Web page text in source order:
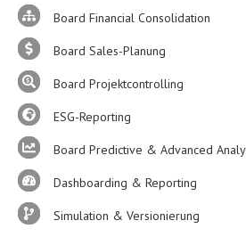
Board Financial Consolidation
Board Sales-Planung
Board Projektcontrolling
ESG-Reporting
Board Predictive & Advanced
Dashboarding & Reporting
Simulation & Versionierung